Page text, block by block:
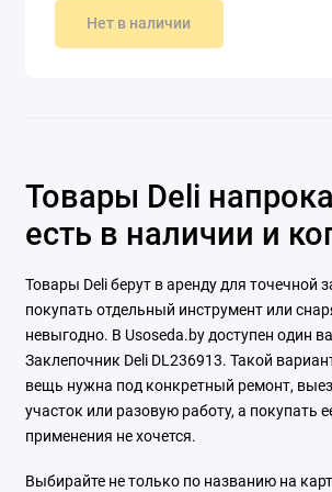
Нет в наличии
Товары Deli
есть в наличии и
Товары Deli берут в аренду для точечной
покупать отдельный инструмент или
невыгодно. В Usoseda.by доступен один
Заклепочник Deli DL236913. Такой
вещь нужна под конкретный ремонт,
участок или разовую работу, а покупать
применения не хочется.
Выбирайте не только по названию на